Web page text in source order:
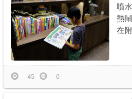
噴
熱
在
45 0